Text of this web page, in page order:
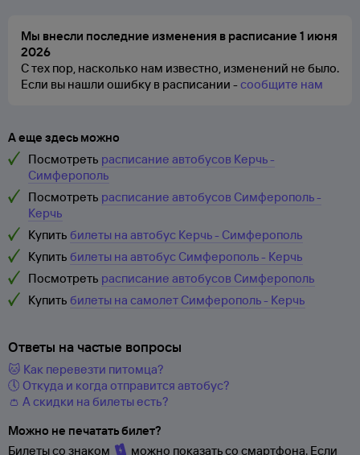
Мы внесли последние изменения в расписание 1 июня
2026
С тех пор, насколько нам известно, изменений не было.
Если вы нашли ошибку в расписании -сообщите нам
А еще здесь можно
Посмотреть расписание автобусов Керчь -
Симферополь
Посмотреть расписание автобусов Симферополь -
Керчь
Купить билеты на автобус Керчь - Симферополь
Купить билеты на автобус Симферополь - Керчь
Посмотреть расписание автобусов Симферополь
Купить билеты на самолет Симферополь - Керчь
Ответы на частые вопросы
🐱 Как перевезти питомца?
🕔 Откуда и когда отправится автобус?
👛 А скидки на билеты есть?
Можно не печатать билет?
Билеты со знаком
можно показать со смартфона. Если